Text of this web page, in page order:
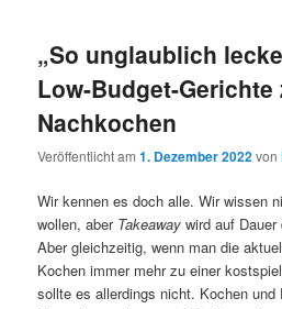
„So unglaublich
Low-Budget-Gerichte
Nachkochen
Veröffentlicht am1. Dezember 2022von
Wir kennen es doch alle. Wir wissen
wollen, aber Takeaway wird auf
Aber gleichzeitig, wenn man die
Kochen immer mehr zu einer
sollte es allerdings nicht. Kochen